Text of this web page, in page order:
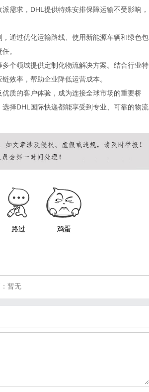
需求，DHL提供特殊安排保障运输不受影响，
通过优化运输路线、使用新能源车辆和绿色包
。
个领域提供定制化物流解决方案。结合行业特
效率，帮助企业降低运营成本。
质的客户体验，成为连接全球市场的重要桥
择DHL国际快递都能享受到专业、可靠的物流
路过 鸡蛋
暂无